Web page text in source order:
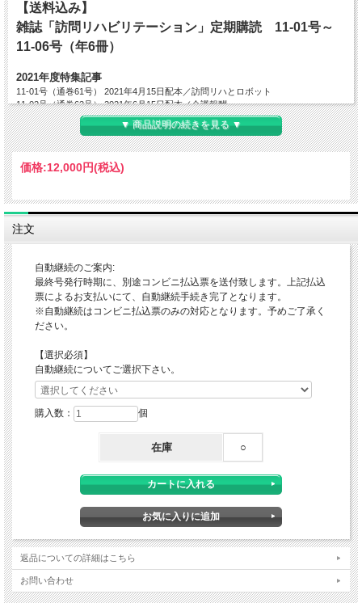
【送料込み】
雑誌「訪問リハビリテーション」定期購読 11-01号～
11-06号（年6冊）
2021年度特集記事
11-01号（通巻61号） 2021年4月15日配本／訪問リハとロボット
11-02号（通巻62号） 2021年6月15日配本／介護報酬
11-03号（通巻63号） 2021年8月15日配本／SDGｓ
11-04号（通巻64号） 2021年10月15日配本／感染症対策
11-05号（通巻65号） 2021年12月15日配本／ACP（アドバンスケアプランニン
11-06号（通巻66号） 2022年2月15日配本／新人教育中心（ADL、IADL、評価）
―――
▼ 商品説明の続きを見る ▼
価格:12,000円(税込)
注文
自動継続のご案内:
最終号発行時期に、別途コンビニ払込票を送付致します。上記払込
票によるお支払いにて、自動継続手続き完了となります。
※自動継続はコンビニ払込票のみの対応となります。予めご了承く
ださい。
【選択必須】
自動継続についてご選択下さい。
購入数： 個
在庫 ○
返品についての詳細はこちら
お問い合わせ